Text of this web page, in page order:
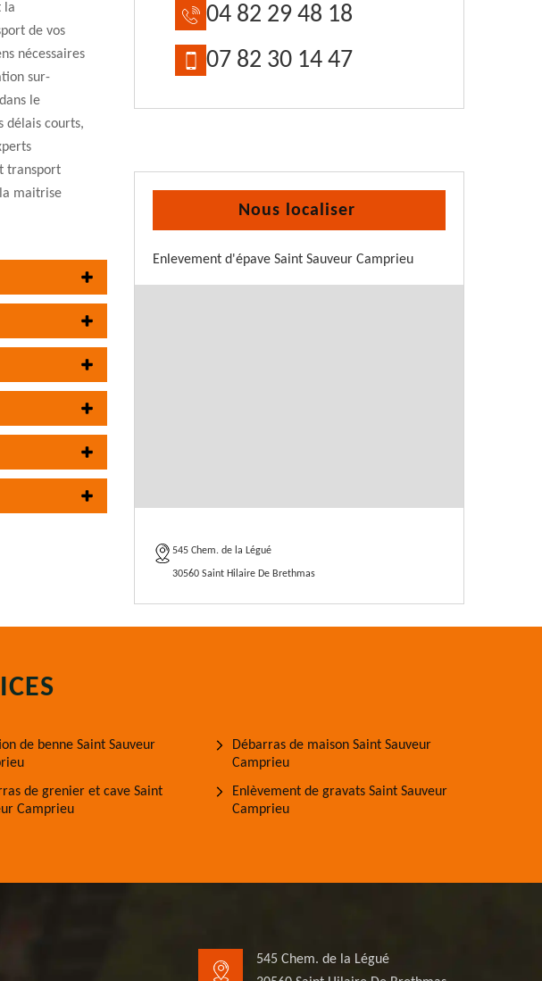
la
de vos
nécessaires
sur-
le
délais courts,
transport
maitrise
04 82 29 48 18
07 82 30 14 47
Nous localiser
Enlevement d'épave Saint Sauveur Camprieu
545 Chem. de la Légué
30560 Saint Hilaire De Brethmas
de benne Saint Sauveur
de grenier et cave Saint
Camprieu
Débarras de maison Saint Sauveur
Camprieu
Enlèvement de gravats Saint Sauveur
Camprieu
545 Chem. de la Légué